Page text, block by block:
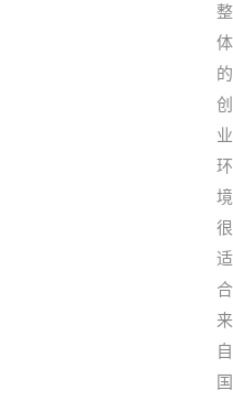
整
体
的
创
业
环
境
很
适
合
来
自
国